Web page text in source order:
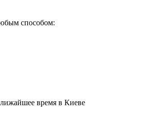
способом:
время в Киеве